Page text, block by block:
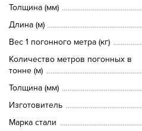
Толщина (мм)
Длина (м)
Вес 1 погонного метра (кг)
Количество метров погонных в
тонне (м)
Толщина (мм)
Изготовитель
Марка стали